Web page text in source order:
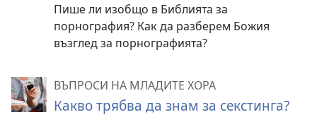
Пише ли изобщо в Библията за
порнография? Как да разберем Божия
възглед за порнографията?
ВЪПРОСИ НА МЛАДИТЕ ХОРА
Какво трябва да знам за секстинга?